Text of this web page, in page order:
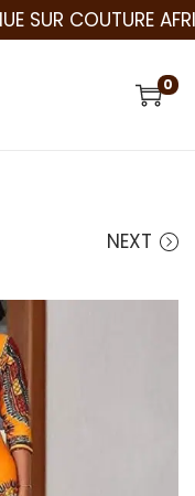
AFRICAINE
0
NEXT